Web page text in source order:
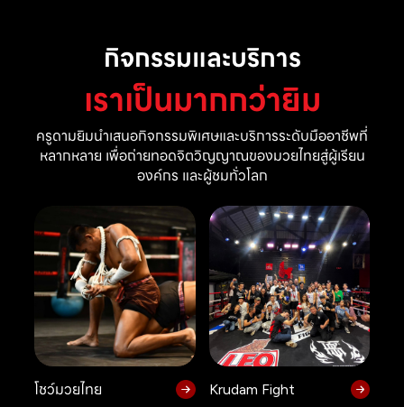
กิจกรรมและบริการ
เราเป็นมากกว่ายิม
ครูดามยิมนำเสนอกิจกรรมพิเศษและบริการระดับมืออาชีพที่
หลากหลาย เพื่อถ่ายทอดจิตวิญญาณของมวยไทยสู่ผู้เรียน
องค์กร และผู้ชมทั่วโลก
โชว์มวยไทย Krudam Fight